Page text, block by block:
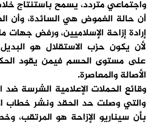
واجتماعي متردد، يسمح باستنتاج
أن حالة الغموض هي السائدة، وأن
إرادة إزاحة الإسلاميين، ورفض جهات
لأن يكون حزب الاستقلال هو
على مستوى الحسم فيمن يقود
الأصالة والمعاصرة.
وقائع الحملات الإعلامية الشرسة ضد
والتي وصلت حد الحقد ونشر خطاب
بأن سيناريو الإزاحة هو المرتقب،